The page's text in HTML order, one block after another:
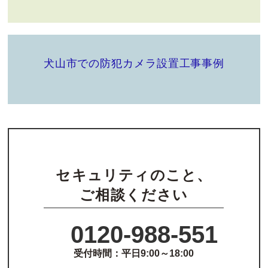
犬山市での防犯カメラ設置工事事例
セキュリティのこと、
ご相談ください
0120-988-551
受付時間：平日9:00～18:00